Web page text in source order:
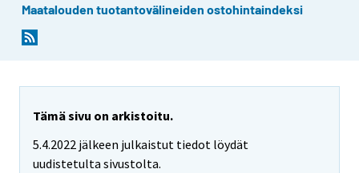
Maatalouden tuotantovälineiden ostohintaindeksi
Tämä sivu on arkistoitu.
5.4.2022 jälkeen julkaistut tiedot löydät
uudistetulta sivustolta.